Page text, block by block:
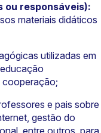
ou responsáveis):
materiais didáticos
utilizadas em
e pais sobre
gestão do
entre outros, para